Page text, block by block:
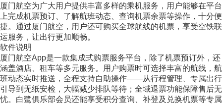
厦门航空为广大用户提供丰富多样的乘机服务，用户能够在平台
上完成机票预订、了解航班动态、查询机票余票等操作，十分便
捷。通过厦门航空，用户还可购买全球航线的机票，享受空铁联
运服务，让出行更加顺畅。
软件说明
厦门航空App是一款集成式购票服务平台，除了机票预订外，还
涵盖酒店、租车等多元服务。用户购票时可选择丰富的航线，航
班动态实时推送，全程支持自助操作——从行程管理、专属出行
引导到无纸安检，大幅减少排队等待；全域退票功能保障售后无
忧。白鹭俱乐部会员还能享受积分查询、补登及兑换机票等专属